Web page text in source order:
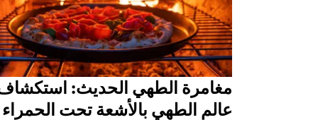
مغامرة الطهي الحديث:
عالم الطهي بالأشعة تحت الحمراء